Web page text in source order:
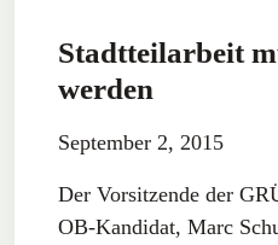
Stadtteilarbeit
werden
September 2, 2015
Der Vorsitzende der
OB-Kandidat, Marc